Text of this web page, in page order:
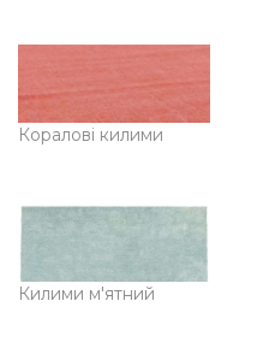
Коралові килими
Килими м'ятний